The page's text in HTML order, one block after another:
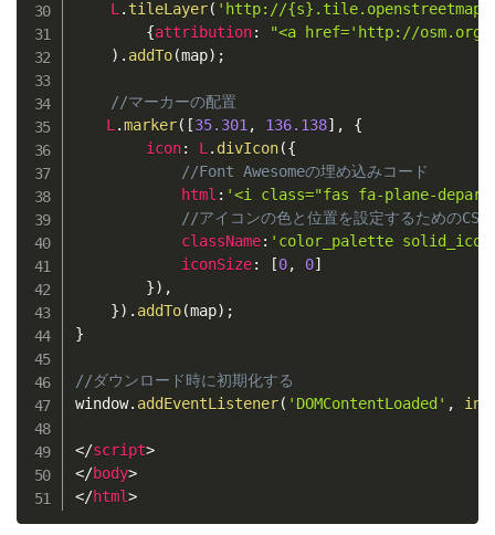
L . tileLayer( 'http://
{attribution:
"<a href='http://osm.org/
) . addTo(map) ;
//マーカーの配置
L .marker( [35.301 , 136.138] ,
{
icon: L . divIcon({
//Font Awesomeの埋め込みコード
html : '<i class="fas fa-plane-
//アイコンの色と位置を設定するためのCSS
className: 'color_palette
iconSize: [0, 0]
}) ,
}) . addTo(map) ;
}
//ダウンロード時に初期化する
window. addEventListener( 'DOMContentLoaded' ,
</script>
</body>
</html>